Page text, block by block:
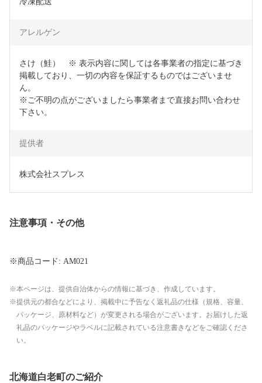
アレルゲン
さけ（鮭）　※ 表示内容に関しては各事業者の指定に基づき
掲載しており、一切の内容を保証するものではございませ
ん。
※ご不明の点がございましたら事業者まで直接お問い合わせ
下さい。
提供者
株式会社スプレス
注意事項・その他
※商品コード: AM021
本ページは、提供自治体からの情報に基づき、作成しています。
提供元の都合などにより、掲載中に予告なく返礼品の仕様（規格、容量、
パッケージ、原材料など）が変更される場合がございます。お届けした返
礼品のパッケージやラベルに記載されている注意書きなどをご確認くださ
い。
北海道白老町のご紹介